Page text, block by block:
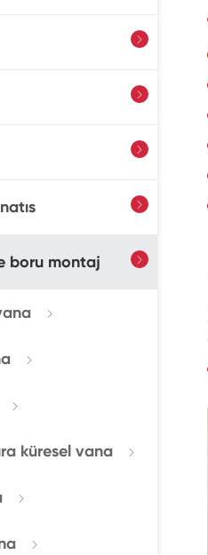




boru montaj 



küresel vana 

